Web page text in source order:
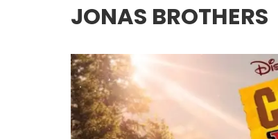
JONAS BROTHERS